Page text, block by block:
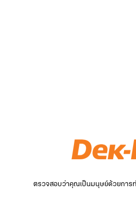
ตรวจสอบว่าคุณเป็นมนุษย์ด้วยการท